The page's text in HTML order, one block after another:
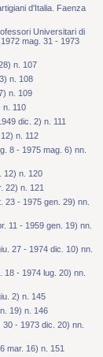
d'Italia. Faenza
Universitari di
mag. 31 - 1973
n. 107
n. 108
n. 109
n. 110
dic. 2) n. 111
n. 112
8 - 1975 mag. 6) nn.
12) n. 120
22) n. 121
23 - 1975 gen. 29) nn.
11 - 1959 gen. 19) nn.
27 - 1974 dic. 10) nn.
18 - 1974 lug. 20) nn.
2) n. 145
19) n. 146
- 1973 dic. 20) nn.
mar. 16) n. 151